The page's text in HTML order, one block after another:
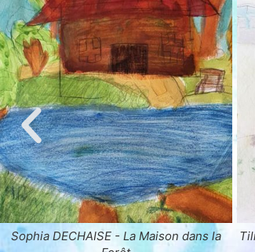
Tilia MONCASSIN - La Fontaine de Vœux